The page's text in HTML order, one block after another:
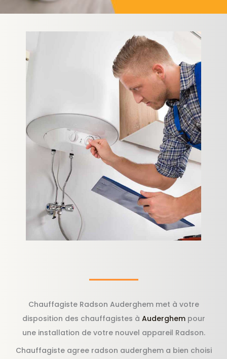
Chauffagiste Radson Auderghem met à votre
disposition des chauffagistes à Auderghempour
une installation de votre nouvel appareil Radson.
Chauffagiste agree radson auderghem a bien choisi